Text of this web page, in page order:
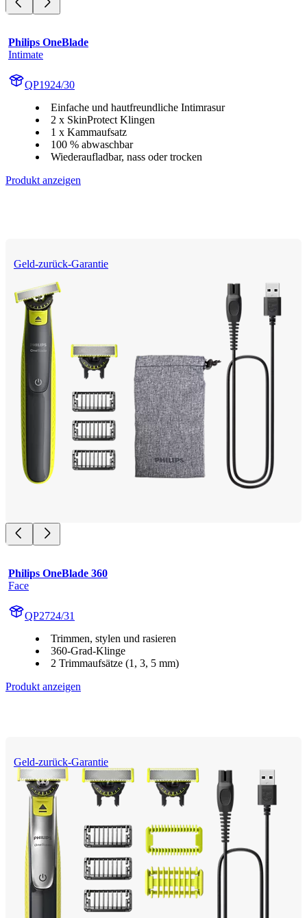
Philips OneBlade
Intimate
QP1924/30
Einfache und hautfreundliche Intimrasur
2 x SkinProtect Klingen
1 x Kammaufsatz
100 % abwaschbar
Wiederaufladbar, nass oder trocken
Produkt anzeigen
Geld-zurück-Garantie
Philips OneBlade 360
Face
QP2724/31
Trimmen, stylen und rasieren
360-Grad-Klinge
2 Trimmaufsätze (1, 3, 5 mm)
Produkt anzeigen
Geld-zurück-Garantie